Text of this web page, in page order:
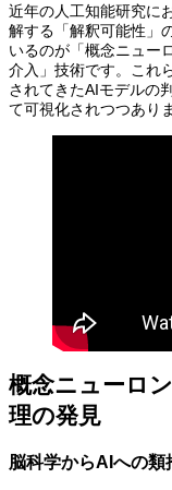
近年の人工知能研究に
解する「解釈可能性」
いるのが「概念ニュー
介入」技術です。これ
されてきたAIモデルの
て可視化されつつあり
概念ニューロ
理の発見
脳科学からAIへの類